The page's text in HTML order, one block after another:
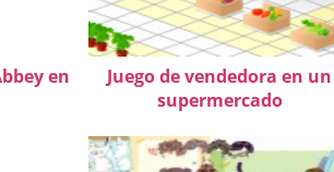
en
Juego de vendedora en un
supermercado